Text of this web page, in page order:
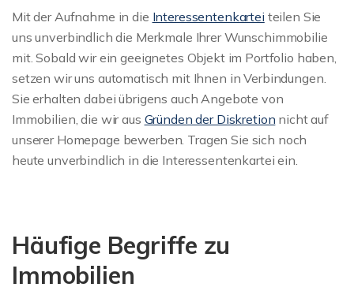
Mit der Aufnahme in die Interessentenkartei teilen Sie
uns unverbindlich die Merkmale Ihrer Wunschimmobilie
mit. Sobald wir ein geeignetes Objekt im Portfolio haben,
setzen wir uns automatisch mit Ihnen in Verbindungen.
Sie erhalten dabei übrigens auch Angebote von
Immobilien, die wir aus Gründen der Diskretion nicht auf
unserer Homepage bewerben. Tragen Sie sich noch
heute unverbindlich in die Interessentenkartei ein.
Häufige Begriffe zu
Immobilien